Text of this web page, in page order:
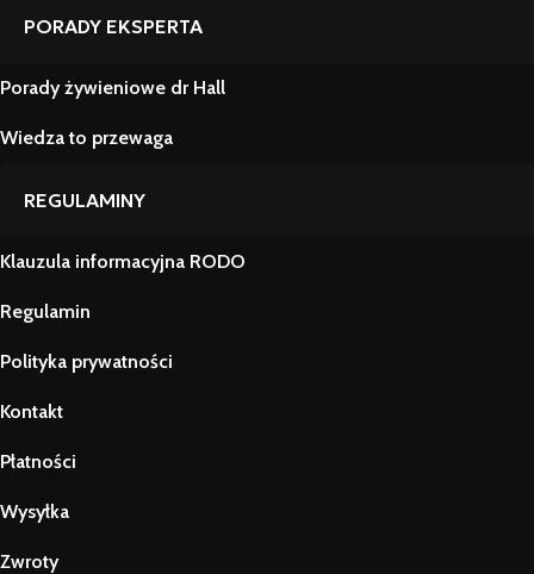
PORADY EKSPERTA
Porady żywieniowe dr Hall
Wiedza to przewaga
REGULAMINY
Klauzula informacyjna RODO
Regulamin
Polityka prywatności
Kontakt
Płatności
Wysyłka
Zwroty